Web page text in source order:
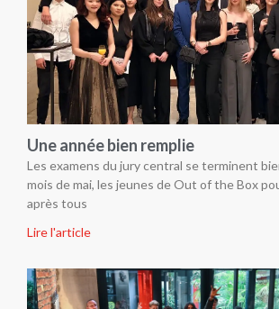
Une année bien remplie
Les examens du jury central se terminent
mois de mai, les jeunes de Out of the Box
après tous
Lire l'article